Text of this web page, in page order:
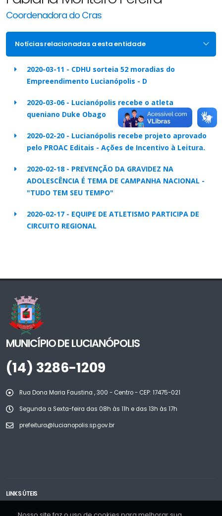
Coordenadora do Cras
Notícias relacionadas a esta entidade
2020-03-11 - CDHU sorteia 52 moradias do
Empreendimento Lucianópolis - D
2020-03-06 - Lucianópolis recebe o atleta
queniano Duke Obago
2020-02-20 - Lucianópolis recebe projeto aprovado
pelo PROAC Editais - Ações de Incentivo à Leitura.
2020-02-18 - PREVENÇÃO DA GRAVIDEZ NA
ADOLESCÊNCIA É TEMA DE CAMPANHA NACIONAL -
"TUDO TEM SEU TEMPO"
2020-02-17 - EQUIPE DE ATLETISMO PARTICIPA DE
CIRCUITO REGIONAL
MUNICÍPIO DE LUCIANÓPOLIS
(14) 3286-1209
Rua Dona Maria Faustina , 300 - Centro - CEP: 17475-021
Segunda a Sexta-feira das 08h às 11h e das 13h às 17h
prefeitura@lucianopolis.sp.gov.br
LINKS ÚTEIS
Câmara